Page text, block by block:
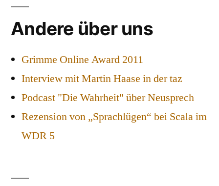
Andere über uns
Grimme Online Award 2011
Interview mit Martin Haase in der taz
Podcast "Die Wahrheit" über Neusprech
Rezension von „Sprachlügen“ bei Scala im
WDR 5